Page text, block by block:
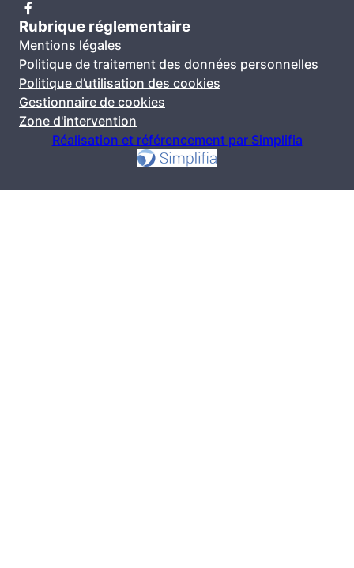
Rubrique réglementaire
Mentions légales
Politique de traitement des données personnelles
Politique d’utilisation des cookies
Gestionnaire de cookies
Zone d'intervention
Réalisation et référencement par Simplifia